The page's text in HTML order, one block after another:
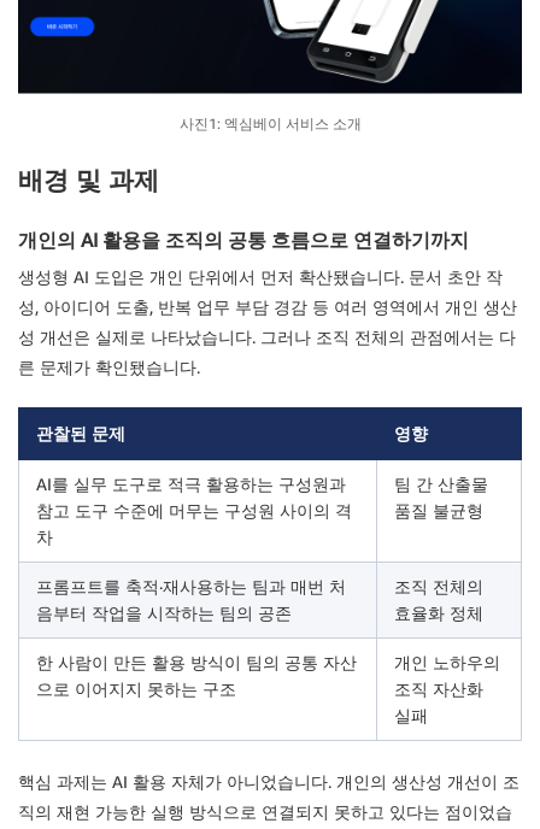
사진1: 엑심베이 서비스 소개
배경 및 과제
개인의 AI 활용을 조직의 공통 흐름으로 연결하기까지
생성형 AI 도입은 개인 단위에서 먼저 확산됐습니다. 문서 초안 작
성, 아이디어 도출, 반복 업무 부담 경감 등 여러 영역에서 개인 생산
성 개선은 실제로 나타났습니다. 그러나 조직 전체의 관점에서는 다
른 문제가 확인됐습니다.
관찰된 문제 영향
AI를 실무 도구로 적극 활용하는 구성원과
참고 도구 수준에 머무는 구성원 사이의 격
차
팀 간 산출물
품질 불균형
프롬프트를 축적·재사용하는 팀과 매번 처
음부터 작업을 시작하는 팀의 공존
조직 전체의
효율화 정체
한 사람이 만든 활용 방식이 팀의 공통 자산
으로 이어지지 못하는 구조
개인 노하우의
조직 자산화
실패
핵심 과제는 AI 활용 자체가 아니었습니다. 개인의 생산성 개선이 조
직의 재현 가능한 실행 방식으로 연결되지 못하고 있다는 점이었습